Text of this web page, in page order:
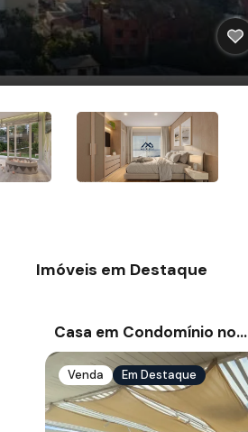
Imóveis em Destaque
Casa em Condomínio no…
Venda Em Destaque